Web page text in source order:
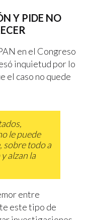
Y PIDE NO
en el Congreso
inquietud por lo
el caso no quede
le puede
sobre todo a
alzan la
entre
este tipo de